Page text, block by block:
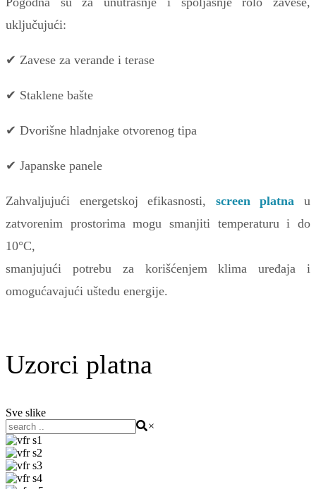
uključujući:
✔ Zavese za verande i terase
✔ Staklene bašte
✔ Dvorišne hladnjake otvorenog tipa
✔ Japanske panele
Zahvaljujući energetskoj efikasnosti, screen platna u
zatvorenim prostorima mogu smanjiti temperaturu i do
10°C,
smanjujući potrebu za korišćenjem klima uređaja i
omogućavajući uštedu energije.
Uzorci platna
Sve slike
×